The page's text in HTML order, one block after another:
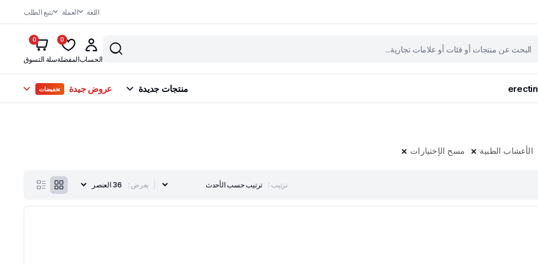
اللغة العملة تتبع الطلب
الحساب
0
المفضلة
0
سلة التسوق
erectin منتجات جديدة عروض جيدة تخفيضات
مسح الإختيارات الأعشاب الطبية
ترتيب : يعرض :